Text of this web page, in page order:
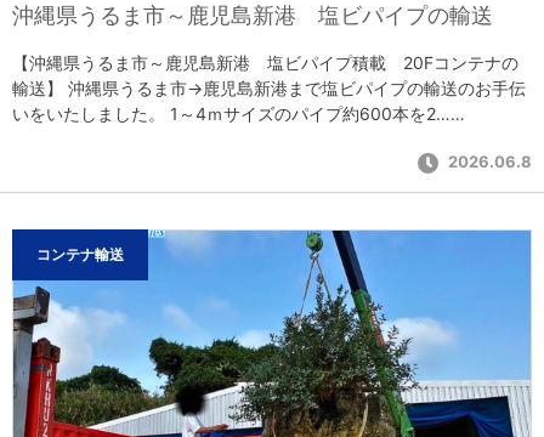
沖縄県うるま市～鹿児島新港 塩ビパイプの輸送
【沖縄県うるま市～鹿児島新港 塩ビパイプ積載 20Fコンテナの
輸送】 沖縄県うるま市→鹿児島新港まで塩ビパイプの輸送のお手伝
いをいたしました。 1～4ｍサイズのパイプ約600本を2……
2026.06.8
コンテナ輸送